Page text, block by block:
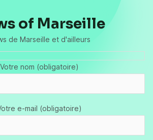
of Marseille
de Marseille et d'ailleurs
Votre nom (obligatoire)
e-mail (obligatoire)